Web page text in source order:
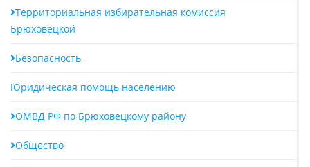
Территориальная избирательная комиссия
Брюховецкой
Безопасность
Юридическая помощь населению
ОМВД РФ по Брюховецкому району
Общество